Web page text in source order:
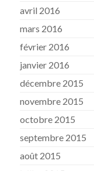
avril 2016
mars 2016
février 2016
janvier 2016
décembre 2015
novembre 2015
octobre 2015
septembre 2015
août 2015